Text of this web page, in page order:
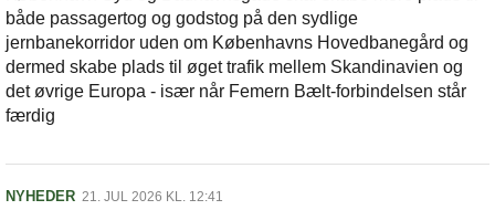
både passagertog og godstog på den sydlige
jernbanekorridor uden om Københavns Hovedbanegård og
dermed skabe plads til øget trafik mellem Skandinavien og
det øvrige Europa - især når Femern Bælt-forbindelsen står
færdig
NYHEDER 21. JUL 2026 KL. 12:41